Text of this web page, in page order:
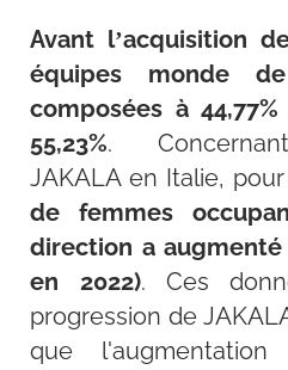
Avant l’acquisition
équipes monde
composées à
55,23%.
JAKALA en Italie,
de femmes
direction a augmenté
en 2022). Ces
progression de
que